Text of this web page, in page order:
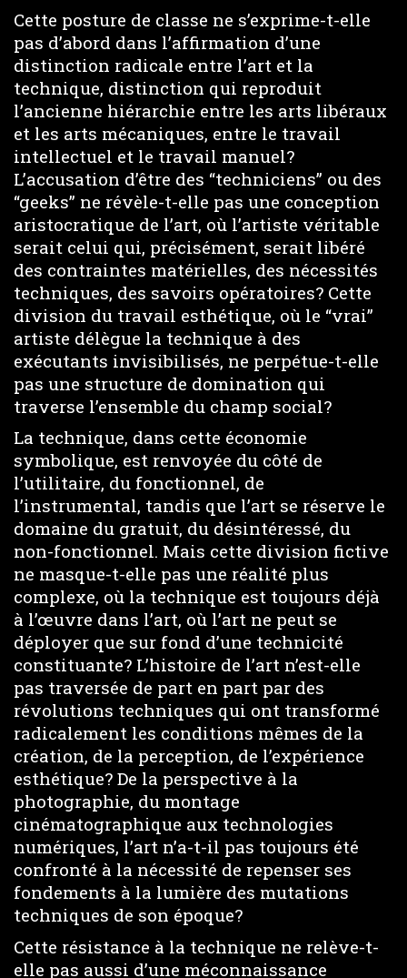
Cette posture de classe ne s’exprime-t-elle
pas d’abord dans l’affirmation d’une
distinction radicale entre l’art et la
technique, distinction qui reproduit
l’ancienne hiérarchie entre les arts libéraux
et les arts mécaniques, entre le travail
intellectuel et le travail manuel?
L’accusation d’être des “techniciens” ou des
“geeks” ne révèle-t-elle pas une conception
aristocratique de l’art, où l’artiste véritable
serait celui qui, précisément, serait libéré
des contraintes matérielles, des nécessités
techniques, des savoirs opératoires? Cette
division du travail esthétique, où le “vrai”
artiste délègue la technique à des
exécutants invisibilisés, ne perpétue-t-elle
pas une structure de domination qui
traverse l’ensemble du champ social?
La technique, dans cette économie
symbolique, est renvoyée du côté de
l’utilitaire, du fonctionnel, de
l’instrumental, tandis que l’art se réserve le
domaine du gratuit, du désintéressé, du
non-fonctionnel. Mais cette division fictive
ne masque-t-elle pas une réalité plus
complexe, où la technique est toujours déjà
à l’œuvre dans l’art, où l’art ne peut se
déployer que sur fond d’une technicité
constituante? L’histoire de l’art n’est-elle
pas traversée de part en part par des
révolutions techniques qui ont transformé
radicalement les conditions mêmes de la
création, de la perception, de l’expérience
esthétique? De la perspective à la
photographie, du montage
cinématographique aux technologies
numériques, l’art n’a-t-il pas toujours été
confronté à la nécessité de repenser ses
fondements à la lumière des mutations
techniques de son époque?
Cette résistance à la technique ne relève-t-
elle pas aussi d’une méconnaissance